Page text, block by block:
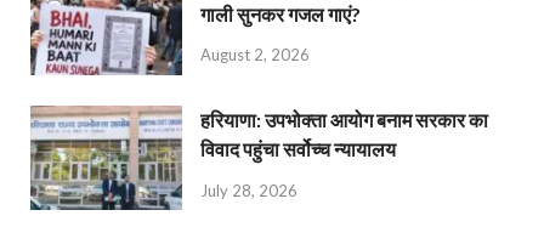
गाली सुनकर गजल गाएं?
August 2, 2026
हरियाणा: उपभोक्ता आयोग बनाम सरकार का
विवाद पहुंचा सर्वोच्च न्यायालय
July 28, 2026